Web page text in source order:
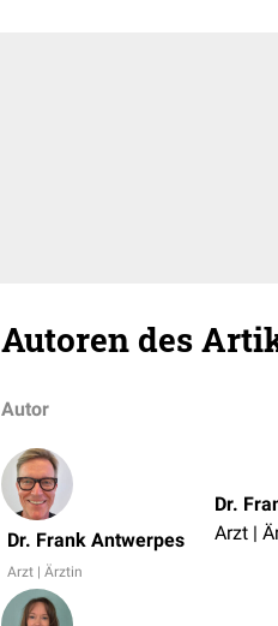
Autoren des
Autor
Dr. Frank Antwerpes
Arzt | Ärztin
Dr.
Arzt |